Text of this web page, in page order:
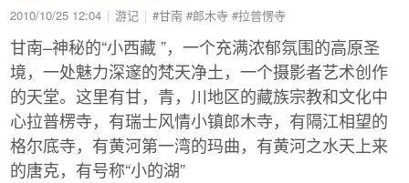
2010/10/25 12:04 游记 #甘南 #郎木寺 #拉普愣寺
甘南–神秘的“小西藏 ”，一个充满浓郁氛围的高原圣
境，一处魅力深邃的梵天净土，一个摄影者艺术创作
的天堂。这里有甘，青，川地区的藏族宗教和文化中
心拉普楞寺，有瑞士风情小镇郎木寺，有隔江相望的
格尔底寺，有黄河第一湾的玛曲，有黄河之水天上来
的唐克，有号称“小的湖”